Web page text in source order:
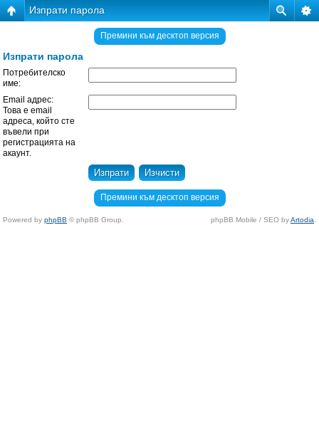
Изпрати парола
Премини към десктоп версия
Изпрати парола
Потребителско
име:
Email адрес:
Това е email
адреса, който сте
въвели при
регистрацията на
акаунт.
Премини към десктоп версия
Powered by phpBB © phpBB Group. phpBB Mobile / SEO byArtodia